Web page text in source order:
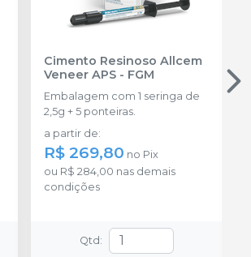
Cimento Resinoso Allcem
Veneer APS- FGM
Embalagem com 1 seringa de
2,5g + 5 ponteiras.
a partir de:
R$ 269,80 no Pix
ou R$ 284,00 nas demais
condições
Qtd :